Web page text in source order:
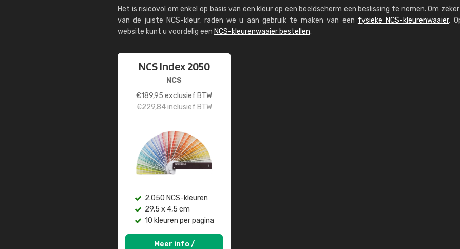
Het is risicovol om enkel op basis van een kleur op een beeldscherm een beslissing te nemen. Om
van de juiste NCS-kleur, raden we u aan gebruik te maken van een fysieke NCS-kleurenwaaier.
website kunt u voordelig een NCS-kleurenwaaier bestellen.
NCS Index 2050
NCS
€189,95 exclusief BTW
€229,84inclusief BTW
2.050 NCS-kleuren
29,5 x 4,5 cm
10 kleuren per pagina
Meer info /